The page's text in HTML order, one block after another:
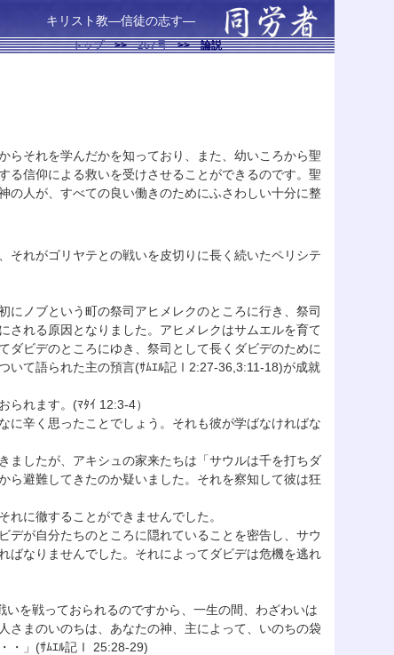
キリスト教—信徒の志す—
トップ>>267号>>論説
らそれを学んだかを知っており、また、幼いころから聖
る信仰による救いを受けさせることができるのです。聖
の人が、すべての良い働きのためにふさわしい十分に整
れがゴリヤテとの戦いを皮切りに長く続いたペリシテ
ノブという町の祭司アヒメレクのところに行き、祭司
される原因となりました。アヒメレクはサムエルを育て
ダビデのところにゆき、祭司として長くダビデのために
いて語られた主の預言(ｻﾑｴﾙ記Ⅰ2:27-36,3:11-18)が成就
れます。(ﾏﾀｲ 12:3-4）
に辛く思ったことでしょう。それも彼が学ばなければな
したが、アキシュの家来たちは「サウルは千を打ちダ
ら避難してきたのか疑いました。それを察知して彼は狂
に徹することができませんでした。
が自分たちのところに隠れていることを密告し、サウ
ばなりませんでした。それによってダビデは危機を逃れ
を戦っておられるのですから、一生の間、わざわいは
さまのいのちは、あなたの神、主によって、いのちの袋
・」(ｻﾑｴﾙ記Ⅰ 25:28-29)